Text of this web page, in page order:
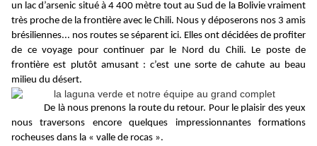
un lac d’arsenic situé à 4 400 mètre tout au Sud de la Bolivie vraiment
très proche de la frontière avec le Chili. Nous y déposerons nos 3 amis
brésiliennes... nos routes se séparent ici. Elles ont décidées de profiter
de ce voyage pour continuer par le Nord du Chili. Le poste de
frontière est plutôt amusant : c’est une sorte de cahute au beau
milieu du désert.
De là nous prenons la route du retour. Pour le plaisir des yeux
nous traversons encore quelques impressionnantes formations
rocheuses dans la « valle de rocas ».